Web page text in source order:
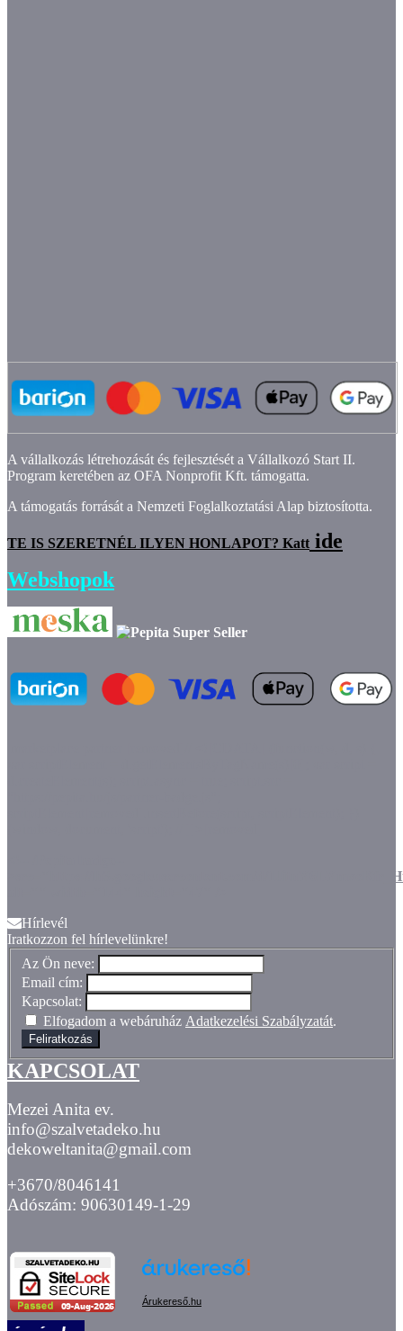
A vállalkozás létrehozását és fejlesztését a Vállalkozó Start II.
Program keretében az OFA Nonprofit Kft. támogatta.
A támogatás forrását a Nemzeti Foglalkoztatási Alap biztosította.
TE IS SZERETNÉL ILYEN HONLAPOT? Katt ide
Webshopok
>src="https://lh3.googleusercontent.com/d/
Hírlevél
Iratkozzon fel hírlevelünkre!
Az Ön neve:
Email cím:
Kapcsolat:
Elfogadom a webáruház Adatkezelési Szabályzatát.
Feliratkozás
KAPCSOLAT
Mezei Anita ev.
info@szalvetadeko.hu
dekoweltanita@gmail.com
+3670/8046141
Adószám: 90630149-1-29
Árukereső.hu